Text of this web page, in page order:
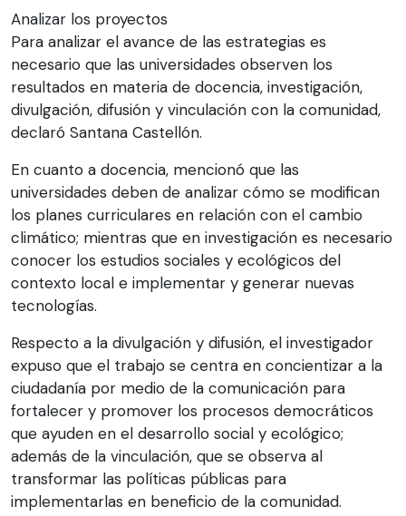
Analizar los proyectos
Para analizar el avance de las estrategias es
necesario que las universidades observen los
resultados en materia de docencia, investigación,
divulgación, difusión y vinculación con la comunidad,
declaró Santana Castellón.
En cuanto a docencia, mencionó que las
universidades deben de analizar cómo se modifican
los planes curriculares en relación con el cambio
climático; mientras que en investigación es necesario
conocer los estudios sociales y ecológicos del
contexto local e implementar y generar nuevas
tecnologías.
Respecto a la divulgación y difusión, el investigador
expuso que el trabajo se centra en concientizar a la
ciudadanía por medio de la comunicación para
fortalecer y promover los procesos democráticos
que ayuden en el desarrollo social y ecológico;
además de la vinculación, que se observa al
transformar las políticas públicas para
implementarlas en beneficio de la comunidad.